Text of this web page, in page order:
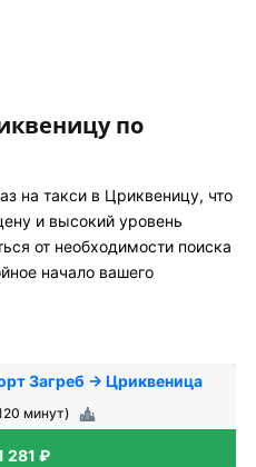
по
на такси в Цриквеницу, что
и высокий уровень
от необходимости поиска
начало вашего
Загреб → Цриквеница
минут)
281 ₽